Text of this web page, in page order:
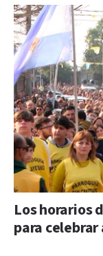
Los horarios
para celebrar